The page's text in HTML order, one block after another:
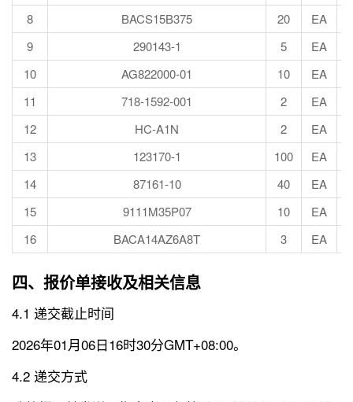
8
BACS15B375 20
EA
9
290143-1 5
EA
10
AG822000-01 10
EA
11
718-1592-001 2
EA
12
HC-A1N 2
EA
13
123170-1 100
EA
14
87161-10 40
EA
15
9111M35P07 10
EA
16
BACA14AZ6A8T 3 EA
四、报价单接收及相关信息
4.1 递交截止时间
2026年01月06日16时30分GMT+08:00。
4.2 递交方式